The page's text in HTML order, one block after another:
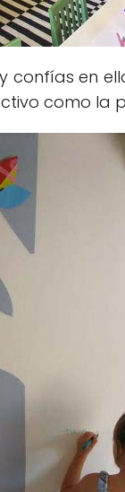
confías en
como la